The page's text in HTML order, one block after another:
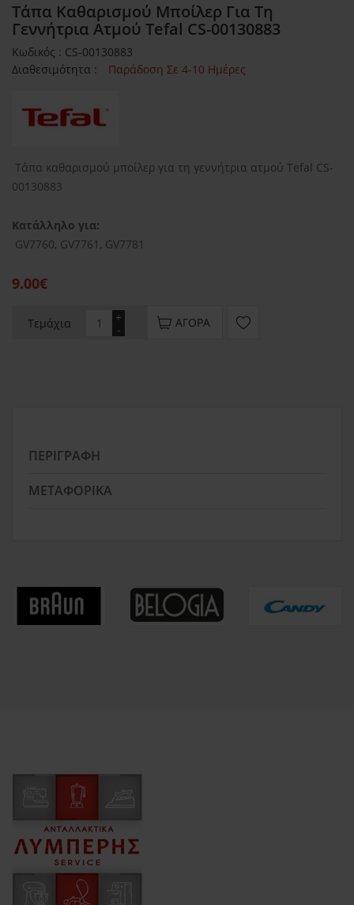
Τάπα Καθαρισμού Μποίλερ Για Τη
Γεννήτρια Ατμού Tefal CS-00130883
Κωδικός : CS-00130883
Διαθεσιμότητα :
Παράδοση Σε 4-10 Ημέρες
Τάπα καθαρισμού μποίλερ για τη γεννήτρια ατμού Tefal CS-
00130883
Κατάλληλο για:
GV7760, GV7761, GV7781
9.00€
Τεμάχια -
+ ΑΓΟΡΆ
ΠΕΡΙΓΡΑΦΉ
ΜΕΤΑΦΟΡΙΚΆ